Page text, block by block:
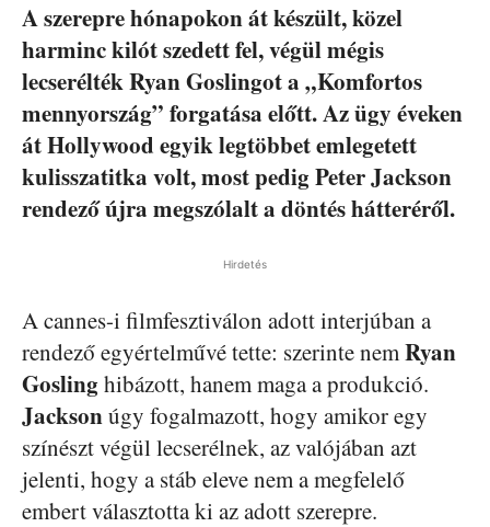
A szerepre hónapokon át készült, közel
harminc kilót szedett fel, végül mégis
lecserélték Ryan Goslingot a „Komfortos
mennyország” forgatása előtt. Az ügy éveken
át Hollywood egyik legtöbbet emlegetett
kulisszatitka volt, most pedig Peter Jackson
rendező újra megszólalt a döntés hátteréről.
Hirdetés
A cannes-i filmfesztiválon adott interjúban a
rendező egyértelművé tette: szerinte nemRyan
Goslinghibázott, hanem maga a produkció.
Jacksonúgy fogalmazott, hogy amikor egy
színészt végül lecserélnek, az valójában azt
jelenti, hogy a stáb eleve nem a megfelelő
embert választotta ki az adott szerepre.